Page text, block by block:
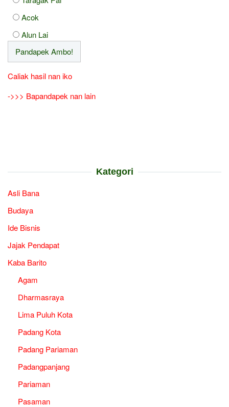
Acok
Alun Lai
Caliak hasil nan iko
->>> Bapandapek nan lain
Kategori
Asli Bana
Budaya
Ide Bisnis
Jajak Pendapat
Kaba Barito
Agam
Dharmasraya
Lima Puluh Kota
Padang Kota
Padang Pariaman
Padangpanjang
Pariaman
Pasaman